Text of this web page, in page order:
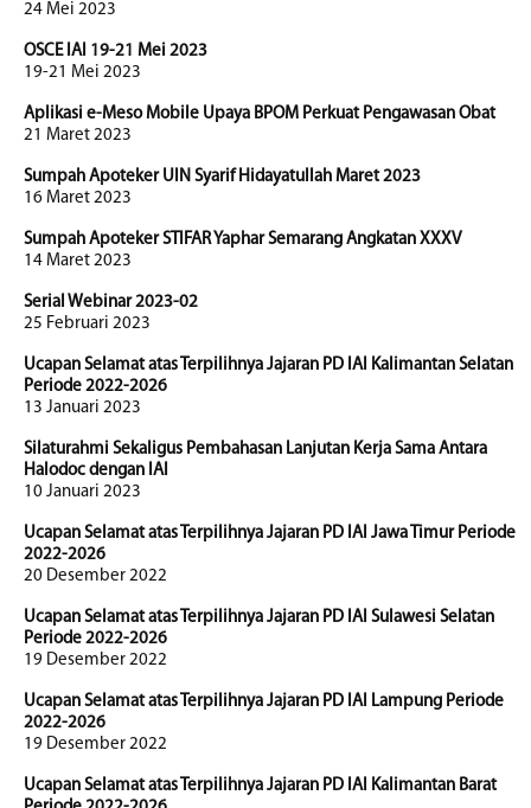
24 Mei 2023
OSCE IAI 19-21 Mei 2023
19-21 Mei 2023
Aplikasi e-Meso Mobile Upaya BPOM Perkuat Pengawasan Obat
21 Maret 2023
Sumpah Apoteker UIN Syarif Hidayatullah Maret 2023
16 Maret 2023
Sumpah Apoteker STIFAR Yaphar Semarang Angkatan XXXV
14 Maret 2023
Serial Webinar 2023-02
25 Februari 2023
Ucapan Selamat atas Terpilihnya Jajaran PD IAI Kalimantan Selatan
Periode 2022-2026
13 Januari 2023
Silaturahmi Sekaligus Pembahasan Lanjutan Kerja Sama Antara
Halodoc dengan IAI
10 Januari 2023
Ucapan Selamat atas Terpilihnya Jajaran PD IAI Jawa Timur Periode
2022-2026
20 Desember 2022
Ucapan Selamat atas Terpilihnya Jajaran PD IAI Sulawesi Selatan
Periode 2022-2026
19 Desember 2022
Ucapan Selamat atas Terpilihnya Jajaran PD IAI Lampung Periode
2022-2026
19 Desember 2022
Ucapan Selamat atas Terpilihnya Jajaran PD IAI Kalimantan Barat